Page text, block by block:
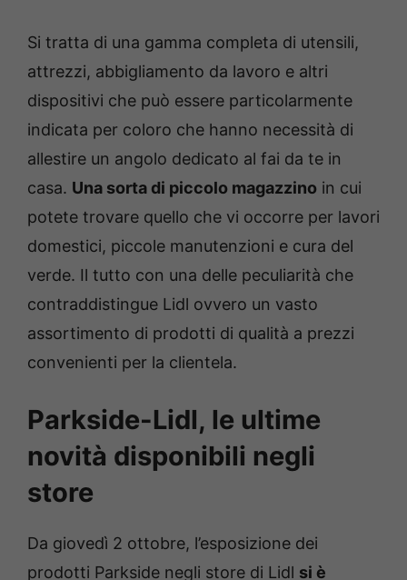
Si tratta di una gamma completa di utensili,
attrezzi, abbigliamento da lavoro e altri
dispositivi che può essere particolarmente
indicata per coloro che hanno necessità di
allestire un angolo dedicato al fai da te in
casa. Una sorta di piccolo magazzino in cui
potete trovare quello che vi occorre per lavori
domestici, piccole manutenzioni e cura del
verde. Il tutto con una delle peculiarità che
contraddistingue Lidl ovvero un vasto
assortimento di prodotti di qualità a prezzi
convenienti per la clientela.
Parkside-Lidl, le ultime
novità disponibili negli
store
Da giovedì 2 ottobre, l’esposizione dei
prodotti Parkside negli store di Lidl si è